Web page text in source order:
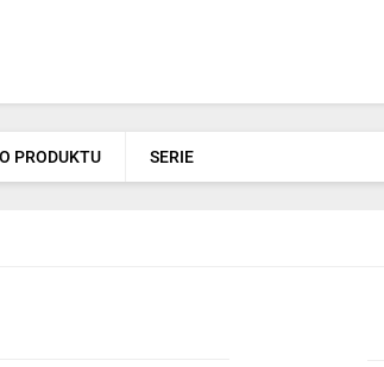
PRODUKTU SERIE